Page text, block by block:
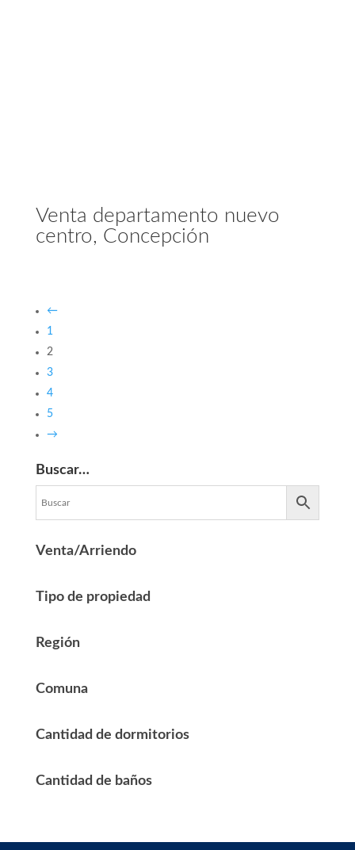
Venta departamento nuevo
centro, Concepción
←
1
2
3
4
5
→
Buscar…
Venta/Arriendo
Tipo de propiedad
Región
Comuna
Cantidad de dormitorios
Cantidad de baños